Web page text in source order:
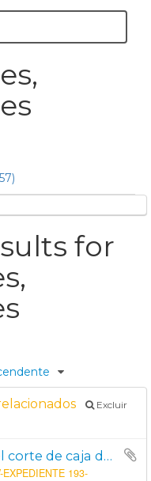
for
Excluir
Acuse de recibo del corte de caja de la administración de alcabalas de Aguascalientes
193-